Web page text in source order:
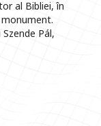
al Bibliei, în
Pál,